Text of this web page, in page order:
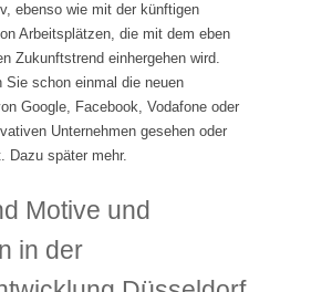
ebenso wie mit der künftigen
Arbeitsplätzen, die mit dem eben
Zukunftstrend einhergehen wird.
Sie schon einmal die neuen
Google, Facebook, Vodafone oder
Unternehmen gesehen oder
Dazu später mehr.
Motive und
in der